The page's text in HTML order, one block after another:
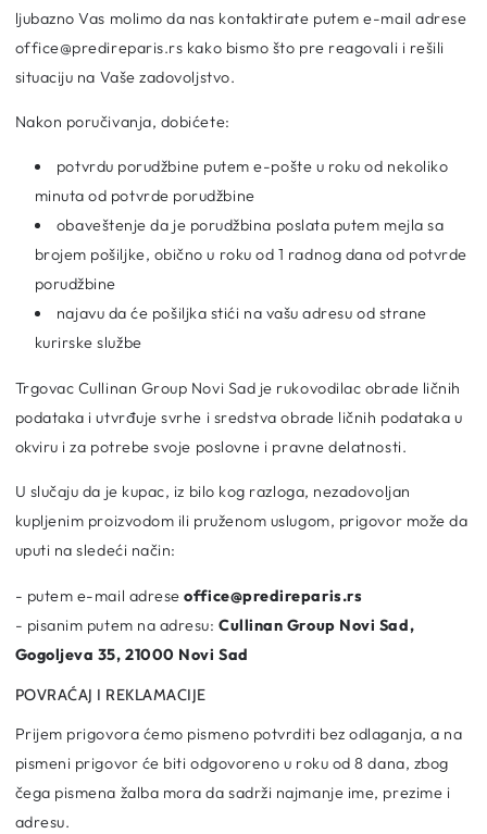
ljubazno Vas molimo da nas kontaktirate putem e-mail adrese
office@predireparis.rs kako bismo što pre reagovali i rešili
situaciju na Vaše zadovoljstvo.
Nakon poručivanja, dobićete:
potvrdu porudžbine putem e-pošte u roku od nekoliko
minuta od potvrde porudžbine
obaveštenje da je porudžbina poslata putem mejla sa
brojem pošiljke, obično u roku od 1 radnog dana od potvrde
porudžbine
najavu da će pošiljka stići na vašu adresu od strane
kurirske službe
Trgovac Cullinan Group Novi Sad je rukovodilac obrade ličnih
podataka i utvrđuje svrhe i sredstva obrade ličnih podataka u
okviru i za potrebe svoje poslovne i pravne delatnosti.
U slučaju da je kupac, iz bilo kog razloga, nezadovoljan
kupljenim proizvodom ili pruženom uslugom, prigovor može da
uputi na sledeći način:
- putem e-mail adrese office@predireparis.rs
- pisanim putem na adresu: Cullinan Group Novi Sad,
Gogoljeva 35, 21000 Novi Sad
POVRAĆAJ I REKLAMACIJE
Prijem prigovora ćemo pismeno potvrditi bez odlaganja, a na
pismeni prigovor će biti odgovoreno u roku od 8 dana, zbog
čega pismena žalba mora da sadrži najmanje ime, prezime i
adresu.